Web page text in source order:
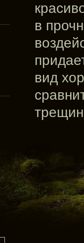
в
вид